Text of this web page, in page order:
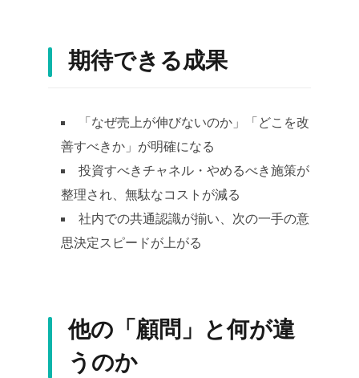
期待できる成果
「なぜ売上が伸びないのか」「どこを改
善すべきか」が明確になる
投資すべきチャネル・やめるべき施策が
整理され、無駄なコストが減る
社内での共通認識が揃い、次の一手の意
思決定スピードが上がる
他の「顧問」と何が違
うのか